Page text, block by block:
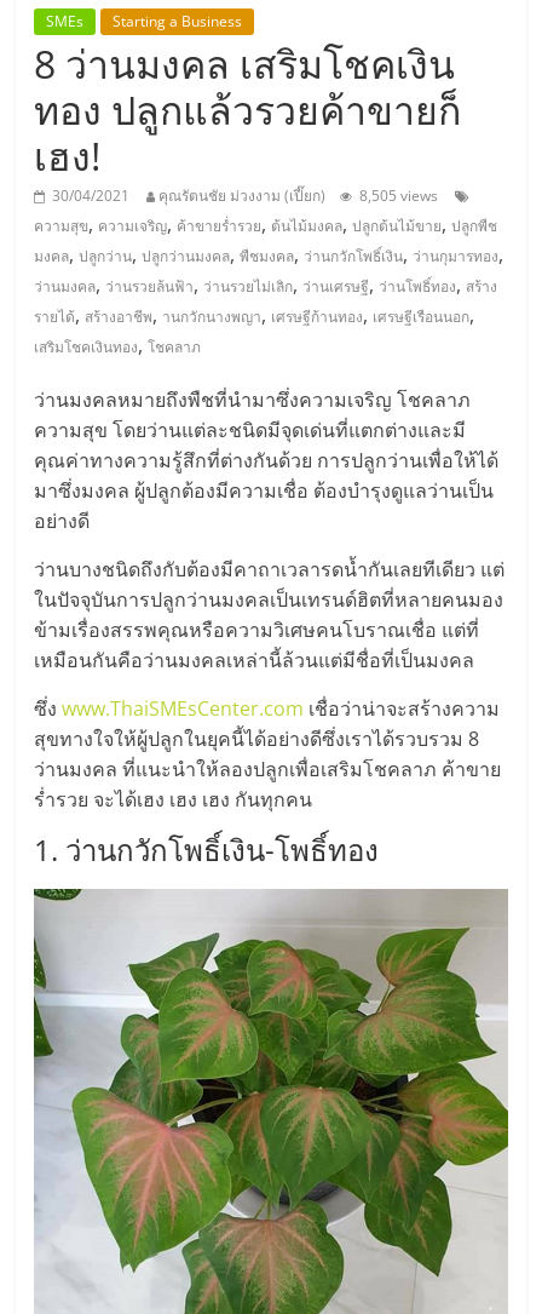
ธุรกิจ
เอ
ส
เอ็
มอี
ไทย,
SMEs,
แฟ
รน
ไชส์,
ที่
ปรึกษา
แฟ
รน
ไชส์,
รวม
แฟ
รน
ไชส์
SMEs Starting a Business
8 ว่านมงคล เสริมโชคเงิน
ทอง ปลูกแล้วรวยค้าขายก็
เฮง!
30/04/2021 คุณรัตนชัย ม่วงงาม (เปี๊ยก)
8,505 views
ความสุข, ความเจริญ, ค้าขายร่ำรวย, ต้นไม้มงคล,ปลูกต้นไม้ขาย,ปลูกพืช
มงคล,ปลูกว่าน,ปลูกว่านมงคล,พืชมงคล, ว่านกวักโพธิ์เงิน, ว่านกุมารทอง,
ว่านมงคล, ว่านรวยล้นฟ้า, ว่านรวยไม่เลิก, ว่านเศรษฐี, ว่านโพธิ์ทอง, สร้าง
รายได้, สร้างอาชีพ, านกวักนางพญา, เศรษฐีก้านทอง, เศรษฐีเรือนนอก,
เสริมโชคเงินทอง,โชคลาภ
ว่านมงคลหมายถึงพืชที่นำมาซึ่งความเจริญ โชคลาภ
ความสุข โดยว่านแต่ละชนิดมีจุดเด่นที่แตกต่างและมี
คุณค่าทางความรู้สึกที่ต่างกันด้วย การปลูกว่านเพื่อให้ได้
มาซึ่งมงคล ผู้ปลูกต้องมีความเชื่อ ต้องบำรุงดูแลว่านเป็น
อย่างดี
ว่านบางชนิดถึงกับต้องมีคาถาเวลารดน้ำกันเลยทีเดียว แต่
ในปัจจุบันการปลูกว่านมงคลเป็นเทรนด์ฮิตที่หลายคนมอง
ข้ามเรื่องสรรพคุณหรือความวิเศษคนโบราณเชื่อ แต่ที่
เหมือนกันคือว่านมงคลเหล่านี้ล้วนแต่มีชื่อที่เป็นมงคล
ซึ่งwww.ThaiSMEsCenter.com เชื่อว่าน่าจะสร้างความ
สุขทางใจให้ผู้ปลูกในยุคนี้ได้อย่างดีซึ่งเราได้รวบรวม 8
ว่านมงคล ที่แนะนำให้ลองปลูกเพื่อเสริมโชคลาภ ค้าขาย
ร่ำรวย จะได้เฮง เฮง เฮง กันทุกคน
1. ว่านกวักโพธิ์เงิน-โพธิ์ทอง